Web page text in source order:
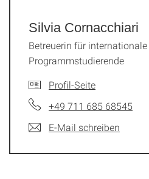
Silvia Cornacchiari
Betreuerin für internationale
Programmstudierende
Profil-Seite
+49 711 685 68545
E-Mail schreiben